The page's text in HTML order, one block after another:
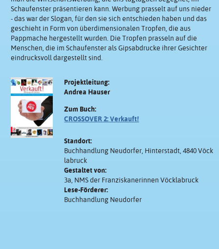
Schaufenster präsentieren kann. Werbung prasselt auf uns nieder
- das war der Slogan, für den sie sich entschieden haben und das
geschieht in Form von überdimensionalen Tropfen, die aus
Pappmache hergestellt wurden. Die Tropfen prasseln auf die
Menschen, die im Schaufenster als Gipsabdrucke ihrer Gesichter
eindrucksvoll dargestellt sind.
Projektleitung:
Andrea Hauser
Zum Buch:
CROSSOVER 2: Verkauft!
Standort:
Buchhandlung Neudorfer, Hinterstadt, 4840 Vöck
labruck
Gestaltet von:
3a, NMS der Franziskanerinnen Vöcklabruck
Lese-Förderer:
Buchhandlung Neudorfer